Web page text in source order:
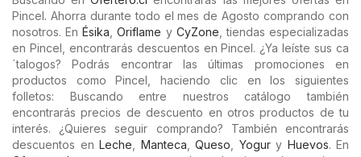
Pincel. Ahorra durante todo el mes de Agosto comprando con
nosotros. EnÉsika ,Oriflame y CyZone , tiendas especializadas
en Pincel, encontrarás descuentos en Pincel. ¿Ya leíste sus ca
´talogos? Podrás encontrar las últimas promociones en
productos como Pincel, haciendo clic en los siguientes
folletos: Buscando entre nuestros catálogo también
encontrarás precios de descuento en otros productos de tu
interés. ¿Quieres seguir comprando? También encontrarás
descuentos en Leche Manteca Queso Yogury Huevos. En